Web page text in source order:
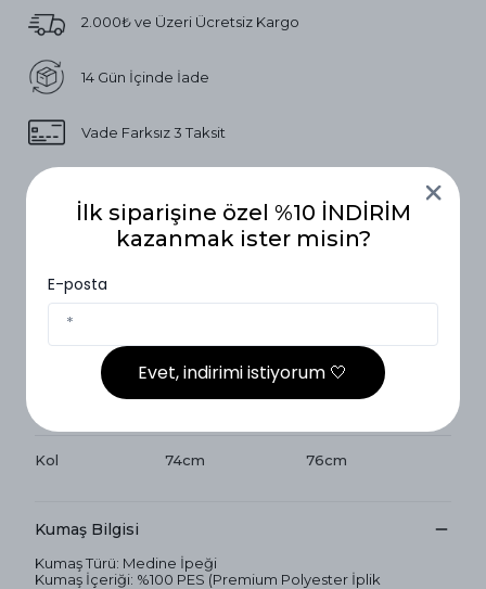
2.000₺ ve Üzeri Ücretsiz Kargo
14 Gün İçinde İade
Vade Farksız 3 Taksit
Ürün Açıklaması
Beden Ölçüleri
144cm 145cm
Kol 74cm 76cm
Kumaş Bilgisi
Kumaş Türü: Medine İpeği
Kumaş İçeriği: %100 PES (Premium Polyester İplik
İlk siparişine özel %10 İNDİRİM
kazanmak ister misin?
E-posta
Evet, indirimi istiyorum 🤍